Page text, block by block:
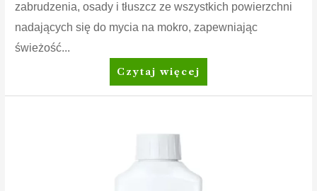
zabrudzenia, osady i tłuszcz ze wszystkich powierzchni
nadających się do mycia na mokro, zapewniając
świeżość...
L.O.C.™
Multi
Uniwersalny
czyszczący
Czytaj więcej